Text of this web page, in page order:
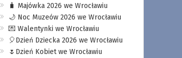
🧳 Majówka 2026 we Wrocławiu
🌙 Noc Muzeów 2026 we Wrocławiu
💌 Walentynki we Wrocławiu
🎈Dzień Dziecka 2026 we Wrocławiu
🌷Dzień Kobiet we Wrocławiu